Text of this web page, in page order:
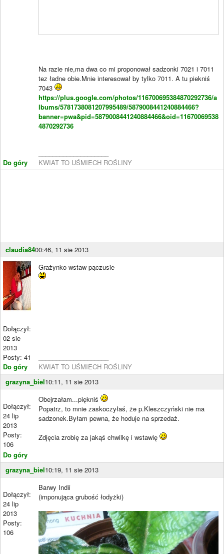
Do góry
Na razie nie,ma dwa co mi proponował sadzonki 7021 i 7011
tez ładne obie.Mnie interesował by tylko 7011. A tu piekniś
7043
https://plus.google.com/photos/116700695384870292736/a
lbums/5781738081207995489/5879008441240884466?
banner=pwa&pid=5879008441240884466&oid=11670069538
4870292736
KWIAT TO UŚMIECH ROŚLINY
claudia8400:46, 11 sie 2013
Dołączył:
02 sie
2013
Posty: 41
Do góry
Grażynko wstaw pączusie
KWIAT TO UŚMIECH ROŚLINY
grazyna_biel10:11, 11 sie 2013
Dołączył:
24 lip
2013
Posty:
106
Do góry
Obejrzałam...piękniś
Popatrz, to mnie zaskoczyłaś, że p.Kleszczyński nie ma
sadzonek.Byłam pewna, że hoduje na sprzedaż.
Zdjęcia zrobię za jakąś chwilkę i wstawię
grazyna_biel10:19, 11 sie 2013
Dołączył:
24 lip
2013
Posty:
106
Barwy Indii
(imponująca grubość łodyżki)